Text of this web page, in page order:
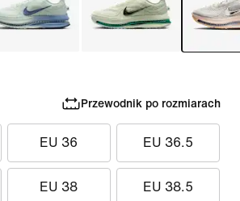
Przewodnik po rozmiarach
EU 36 EU 36.5
EU 38 EU 38.5